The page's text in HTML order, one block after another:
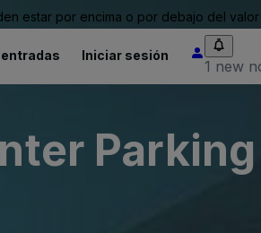
estar por encima o por debajo del valor
Iniciar sesión
1 new
Parking